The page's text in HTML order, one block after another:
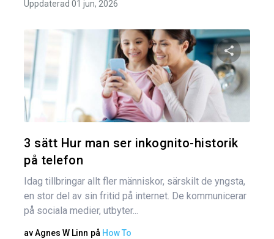
Uppdaterad 01 jun, 2026
Dela
3 sätt Hur man ser inkognito-historik
på telefon
Idag tillbringar allt fler människor, särskilt de yngsta,
en stor del av sin fritid på internet. De kommunicerar
på sociala medier, utbyter...
avAgnes W Linn på How To